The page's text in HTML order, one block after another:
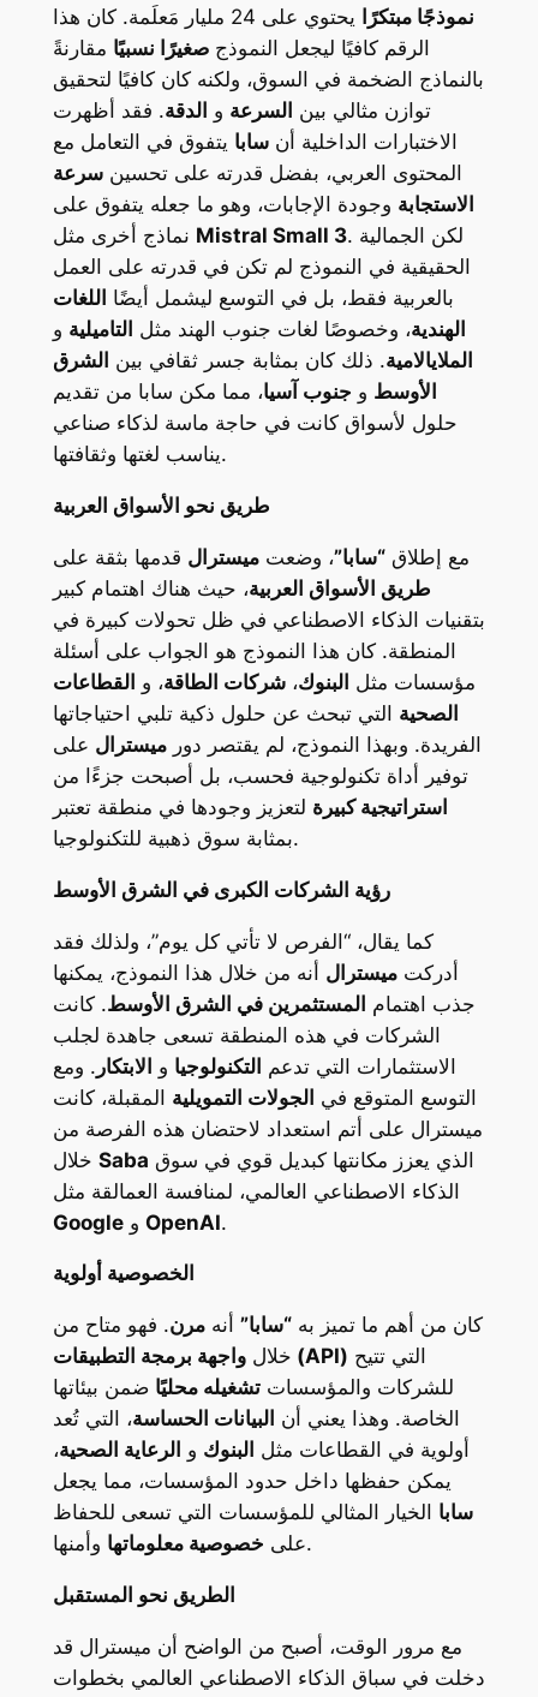
نموذجًا مبتكرًا
يحتوي على 24 مليار مَعلَمة. كان هذا
الرقم كافيًا ليجعل النموذجصغيرًا نسبيًا مقارنةً
بالنماذج الضخمة في السوق، ولكنه كان كافيًا لتحقيق
توازن مثالي بين السرعة و الدقة. فقد أظهرت
الاختبارات الداخلية أنسابا يتفوق في التعامل مع
المحتوى العربي، بفضل قدرته على تحسينسرعة
الاستجابة وجودة الإجابات، وهو ما جعله يتفوق على
Mistral Small 3. لكن الجمالية
الحقيقية في النموذج لم تكن في قدرته على العمل
بالعربية فقط، بل في التوسع ليشمل أيضًا اللغات
الهندية، وخصوصًا لغات جنوب الهند مثل التاميلية و
الملايالامية. ذلك كان بمثابة جسر ثقافي بين الشرق
الأوسط و جنوب آسيا، مما مكن سابا من تقديم
حلول لأسواق كانت في حاجة ماسة لذكاء صناعي
يناسب لغتها وثقافتها.
طريق نحو الأسواق العربية
مع إطلاق“سابا”، وضعتميسترال قدمها بثقة على
طريق الأسواق العربية، حيث هناك اهتمام كبير
بتقنيات الذكاء الاصطناعي في ظل تحولات كبيرة في
المنطقة. كان هذا النموذج هو الجواب على أسئلة
مؤسسات مثل البنوك،شركات الطاقة، و القطاعات
الصحية التي تبحث عن حلول ذكية تلبي احتياجاتها
الفريدة. وبهذا النموذج، لم يقتصر دورميسترال على
توفير أداة تكنولوجية فحسب، بل أصبحت جزءًا من
استراتيجية كبيرة لتعزيز وجودها في منطقة تعتبر
بمثابة سوق ذهبية للتكنولوجيا.
رؤية الشركات الكبرى في الشرق الأوسط
كما يقال، “الفرص لا تأتي كل يوم”، ولذلك فقد
أدركتميسترال أنه من خلال هذا النموذج، يمكنها
جذب اهتمام المستثمرين في الشرق الأوسط. كانت
الشركات في هذه المنطقة تسعى جاهدة لجلب
الاستثمارات التي تدعم التكنولوجيا و الابتكار . ومع
التوسع المتوقع في الجولات التمويلية المقبلة، كانت
ميسترال على أتم استعداد لاحتضان هذه الفرصة من
Saba
الذكاء الاصطناعي العالمي، لمنافسة العمالقة مثل
Google
OpenAI.
الخصوصية أولوية
كان من أهم ما تميز به“سابا” أنهمرن. فهو متاح من
خلال واجهة برمجة التطبيقات (API)
للشركات والمؤسساتتشغيله محليًا ضمن بيئاتها
الخاصة. وهذا يعني أن البيانات الحساسة، التي تُعد
أولوية في القطاعات مثل البنوك و الرعاية الصحية،
يمكن حفظها داخل حدود المؤسسات، مما يجعل
سابا الخيار المثالي للمؤسسات التي تسعى للحفاظ
على خصوصية معلوماتها وأمنها.
الطريق نحو المستقبل
مع مرور الوقت، أصبح من الواضح أن ميسترال قد
دخلت في سباق الذكاء الاصطناعي العالمي بخطوات